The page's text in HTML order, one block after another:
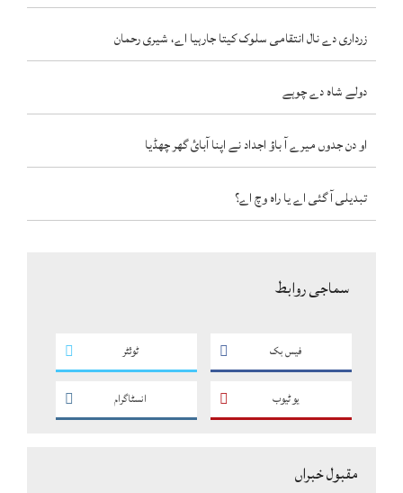
زرداری دے نال انتقامی سلوک کیتا جارہیا اے، شیری رحمان
دولے شاہ دے چوہے
او دن جدوں میرے آ باؤ اجداد نے اپنا آبائ گھر چھڈیا
تبدیلی آ گئی اے یا راہ وچ اے؟
سماجی روابط
فیس بک ٹوئٹر
یو ٹیوب انسٹاگرام
مقبول خبراں